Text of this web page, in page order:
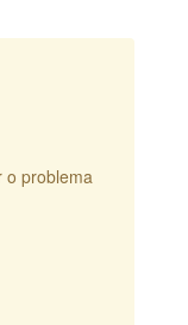
o problema